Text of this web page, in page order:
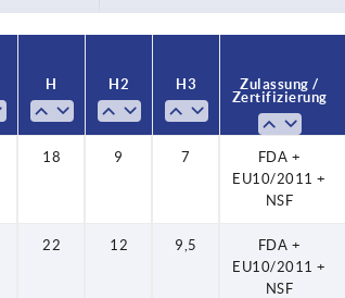
H H2 H3
Zulassung /
Zertifizierung
18 9 7
FDA +
EU10/2011 +
NSF
22 12 9,5
FDA +
EU10/2011 +
NSF